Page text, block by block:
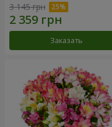
3 145 грн
Заказать